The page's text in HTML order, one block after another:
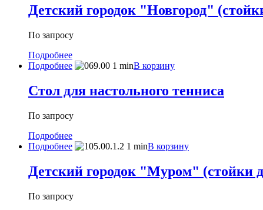
Детский городок "Новгород"
По запросу
Подробнее
Подробнее
В корзину
Стол для настольного тенниса
По запросу
Подробнее
Подробнее
В корзину
Детский городок "Муром" (стойки
По запросу